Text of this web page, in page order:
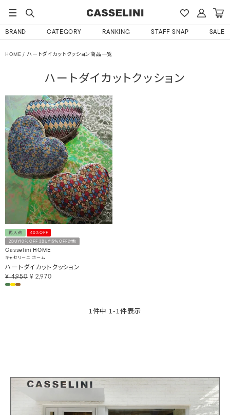
BRAND CATEGORY RANKING STAFF SNAP SALE
HOME ハートダイカットクッション商品一覧
ハートダイカットクッション
再入荷 40%OFF
2BUY10％OFF 3BUY15％OFF対象
Casselini HOME
キャセリーニ ホーム
ハートダイカットクッション
¥ 4,950 ¥ 2,970
1 件中 1 -1 件表示